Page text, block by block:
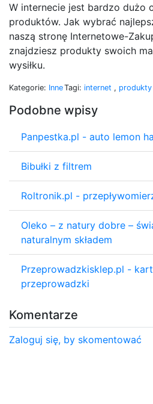
W internecie jest bardzo dużo
produktów. Jak wybrać
naszą stronę Internetowe-
znajdziesz produkty swoich
wysiłku.
Kategorie: InneTagi: internet , produkty
Podobne wpisy
Panpestka.pl - auto lemon
Bibułki z filtrem
Roltronik.pl -
Oleko – z natury dobre –
naturalnym składem
Przeprowadzkisklep.pl -
przeprowadzki
Komentarze
Zaloguj się, by skomentować